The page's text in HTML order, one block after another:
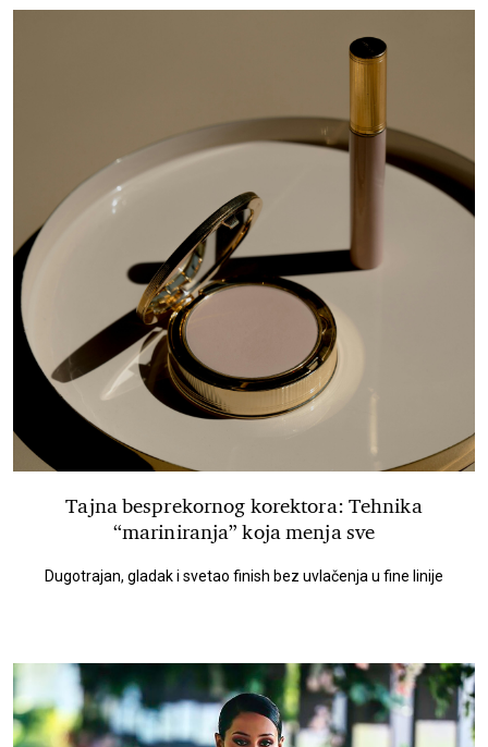
Tajna besprekornog korektora: Tehnika
“mariniranja” koja menja sve
Dugotrajan, gladak i svetao finish bez uvlačenja u fine linije